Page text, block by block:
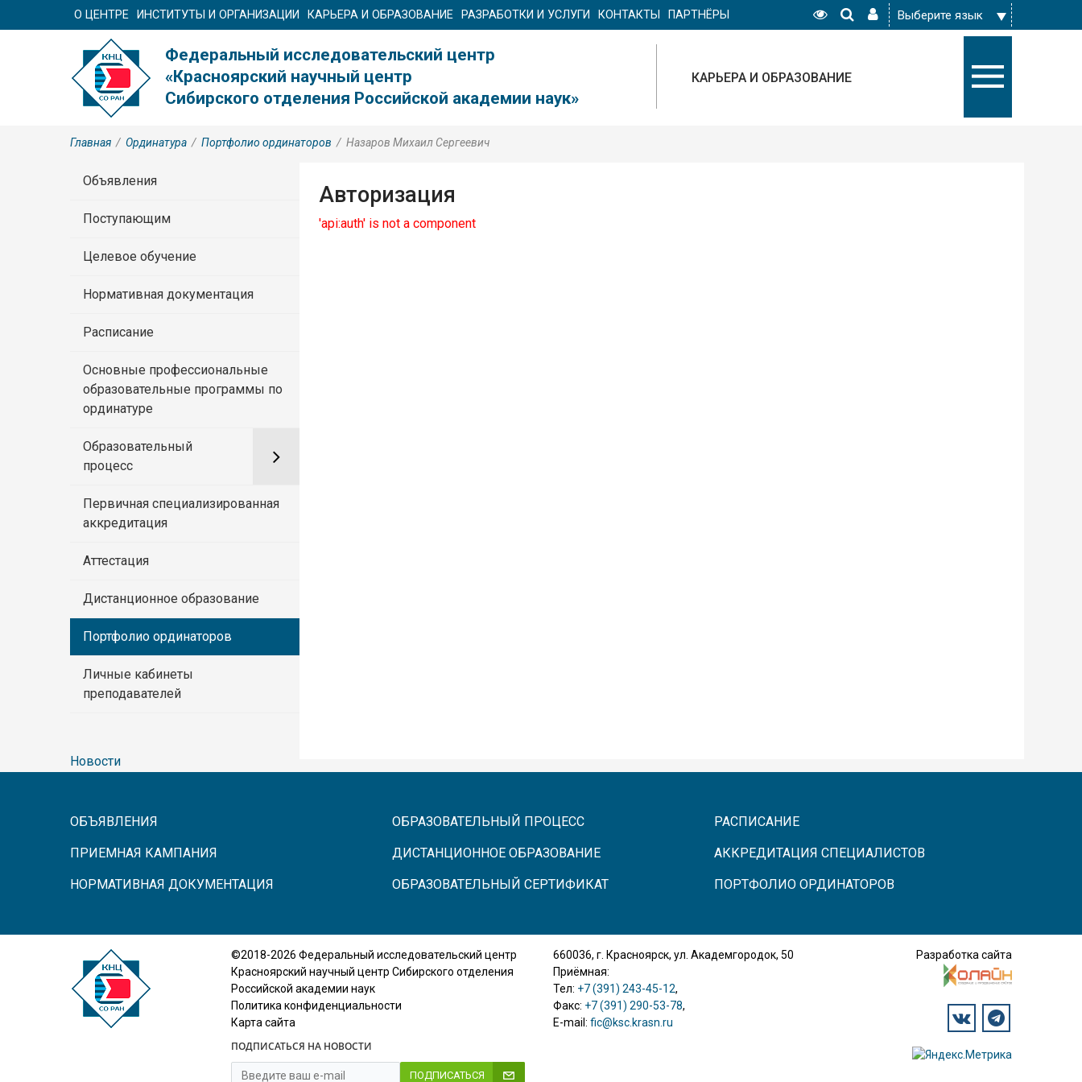
О ЦЕНТРЕ ИНСТИТУТЫ И ОРГАНИЗАЦИИ КАРЬЕРА И ОБРАЗОВАНИЕ РАЗРАБОТКИ И УСЛУГИ КОНТАКТЫ ПАРТНЁРЫ
Федеральный исследовательский центр
«Красноярский научный центр
Сибирского отделения Российской академии наук»
КАРЬЕРА И ОБРАЗОВАНИЕ
Главная / Ординатура / Портфолио ординаторов / Назаров Михаил Сергеевич
Объявления
Поступающим
Целевое обучение
Нормативная документация
Расписание
Основные профессиональные
образовательные программы по
ординатуре
Образовательный
процесс
Первичная специализированная
аккредитация
Аттестация
Дистанционное образование
Портфолио ординаторов
Личные кабинеты
преподавателей
Новости
Авторизация
'api:auth' is not a component
ОБЪЯВЛЕНИЯ
ПРИЕМНАЯ КАМПАНИЯ
НОРМАТИВНАЯ ДОКУМЕНТАЦИЯ
ОБРАЗОВАТЕЛЬНЫЙ ПРОЦЕСС
ДИСТАНЦИОННОЕ ОБРАЗОВАНИЕ
ОБРАЗОВАТЕЛЬНЫЙ СЕРТИФИКАТ
РАСПИСАНИЕ
АККРЕДИТАЦИЯ СПЕЦИАЛИСТОВ
ПОРТФОЛИО ОРДИНАТОРОВ
©2018-2026 Федеральный исследовательский центр
Красноярский научный центр Сибирского отделения
Российской академии наук
Политика конфиденциальности
Карта сайта
ПОДПИСАТЬСЯ НА НОВОСТИ
ПОДПИСАТЬСЯ
660036, г. Красноярск, ул. Академгородок, 50
Приёмная:
Тел: +7 (391) 243-45-12,
Факс: +7 (391) 290-53-78,
E-mail: fic@ksc.krasn.ru
Разработка сайта